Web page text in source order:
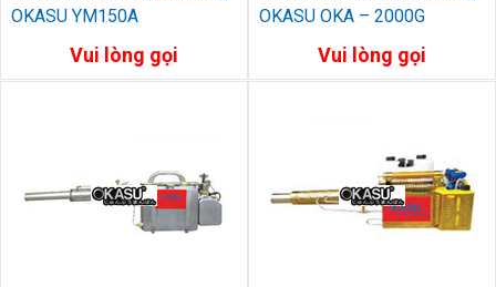
OKASU YM150A
Vui lòng gọi
OKASU OKA – 2000G
Vui lòng gọi